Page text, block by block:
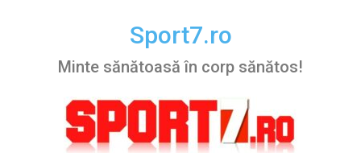
Sport7.ro
Minte sănătoasă în corp sănătos!